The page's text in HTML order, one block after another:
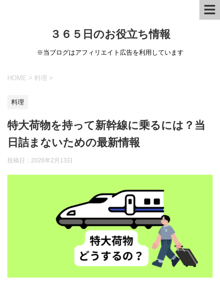
３６５日のお役立ち情報
※当ブログはアフィリエイト広告を利用しています
HOME > 料理 >
料理
特大荷物を持って新幹線に乗るには？当
日詰まないための最新情報
投稿日： 2026年2月13日